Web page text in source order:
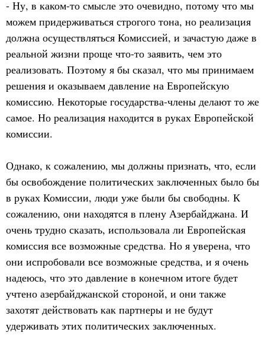
- Ну, в каком-то смысле это очевидно, потому что мы
можем придерживаться строгого тона, но реализация
должна осуществляться Комиссией, и зачастую даже в
реальной жизни проще что-то заявить, чем это
реализовать. Поэтому я бы сказал, что мы принимаем
решения и оказываем давление на Европейскую
комиссию. Некоторые государства-члены делают то же
самое. Но реализация находится в руках Европейской
комиссии.
Однако, к сожалению, мы должны признать, что, если
бы освобождение политических заключенных было бы
в руках Комиссии, люди уже были бы свободны. К
сожалению, они находятся в плену Азербайджана. И
очень трудно сказать, использовала ли Европейская
комиссия все возможные средства. Но я уверена, что
они испробовали все возможные средства, и я очень
надеюсь, что это давление в конечном итоге будет
учтено азербайджанской стороной, и они также
захотят действовать как партнеры и не будут
удерживать этих политических заключенных.